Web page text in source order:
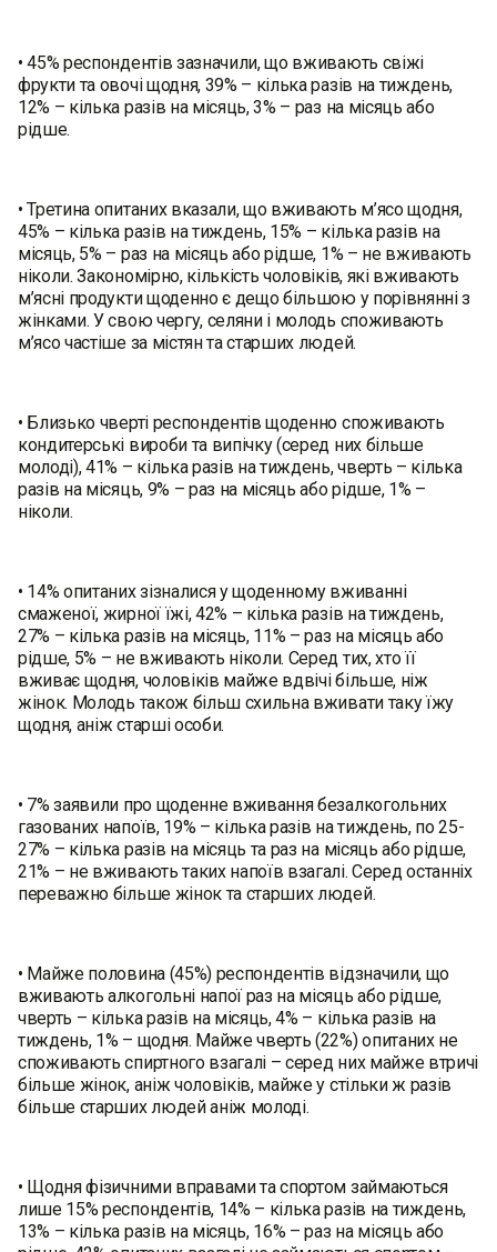
• 45% респондентів зазначили, що вживають свіжі
фрукти та овочі щодня, 39% – кілька разів на тиждень,
12% – кілька разів на місяць, 3% – раз на місяць або
рідше.
• Третина опитаних вказали, що вживають м’ясо щодня,
45% – кілька разів на тиждень, 15% – кілька разів на
місяць, 5% – раз на місяць або рідше, 1% – не вживають
ніколи. Закономірно, кількість чоловіків, які вживають
м’ясні продукти щоденно є дещо більшою у порівнянні з
жінками. У свою чергу, селяни і молодь споживають
м’ясо частіше за містян та старших людей.
• Близько чверті респондентів щоденно споживають
кондитерські вироби та випічку (серед них більше
молоді), 41% – кілька разів на тиждень, чверть – кілька
разів на місяць, 9% – раз на місяць або рідше, 1% –
ніколи.
• 14% опитаних зізналися у щоденному вживанні
смаженої, жирної їжі, 42% – кілька разів на тиждень,
27% – кілька разів на місяць, 11% – раз на місяць або
рідше, 5% – не вживають ніколи. Серед тих, хто її
вживає щодня, чоловіків майже вдвічі більше, ніж
жінок. Молодь також більш схильна вживати таку їжу
щодня, аніж старші особи.
• 7% заявили про щоденне вживання безалкогольних
газованих напоїв, 19% – кілька разів на тиждень, по 25-
27% – кілька разів на місяць та раз на місяць або рідше,
21% – не вживають таких напоїв взагалі. Серед останніх
переважно більше жінок та старших людей.
• Майже половина (45%) респондентів відзначили, що
вживають алкогольні напої раз на місяць або рідше,
чверть – кілька разів на місяць, 4% – кілька разів на
тиждень, 1% – щодня. Майже чверть (22%) опитаних не
споживають спиртного взагалі – серед них майже втричі
більше жінок, аніж чоловіків, майже у стільки ж разів
більше старших людей аніж молоді.
• Щодня фізичними вправами та спортом займаються
лише 15% респондентів, 14% – кілька разів на тиждень,
13% – кілька разів на місяць, 16% – раз на місяць або